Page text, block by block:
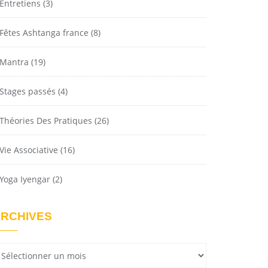
Entretiens (3)
Fêtes Ashtanga france (8)
Mantra (19)
Stages passés (4)
Théories Des Pratiques (26)
Vie Associative (16)
Yoga Iyengar (2)